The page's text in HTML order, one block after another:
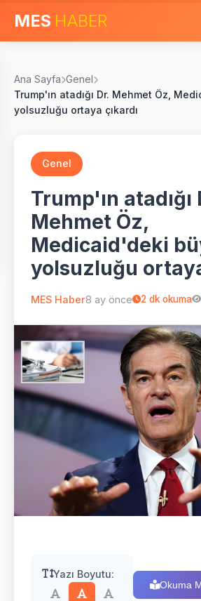
MES HABER
Ana Sayfa Genel
Trump'ın atadığı Dr. Mehmet Öz,
yolsuzluğu ortaya çıkardı
Genel
Trump'ın atadığı
Mehmet Öz,
Medicaid'deki
yolsuzluğu
MES Haber8 ay önce 2 dk okuma
Yazı Boyutu:
Okuma